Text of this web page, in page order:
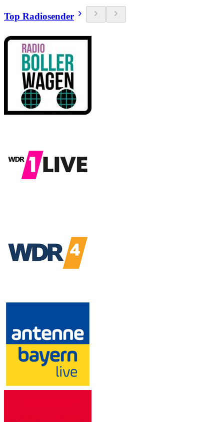
Top Radiosender